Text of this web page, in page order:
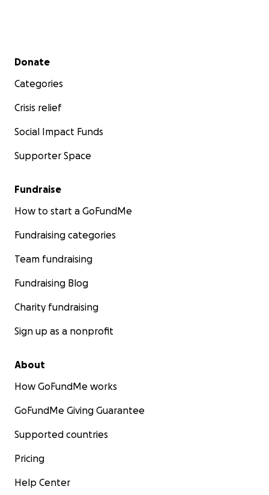
Secondary menu
Donate
Categories
Crisis relief
Social Impact Funds
Supporter Space
Fundraise
How to start a GoFundMe
Fundraising categories
Team fundraising
Fundraising Blog
Charity fundraising
Sign up as a nonprofit
About
How GoFundMe works
GoFundMe Giving Guarantee
Supported countries
Pricing
Help Center